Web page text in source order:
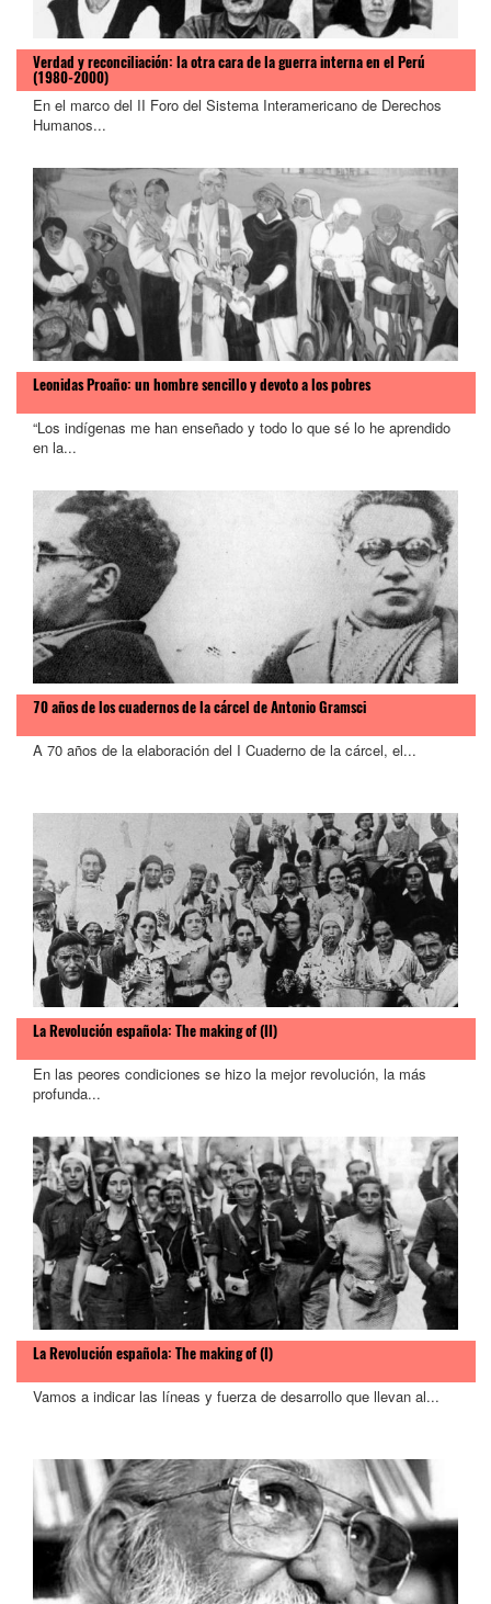
Verdad y reconciliación: la otra cara de la guerra interna en el Perú
(1980-2000)
En el marco del II Foro del Sistema Interamericano de Derechos
Humanos...
Leonidas Proaño: un hombre sencillo y devoto a los pobres
“Los indígenas me han enseñado y todo lo que sé lo he aprendido
en la...
70 años de los cuadernos de la cárcel de Antonio Gramsci
A 70 años de la elaboración del I Cuaderno de la cárcel, el...
La Revolución española: The making of (II)
En las peores condiciones se hizo la mejor revolución, la más
profunda...
La Revolución española: The making of (I)
Vamos a indicar las líneas y fuerza de desarrollo que llevan al...